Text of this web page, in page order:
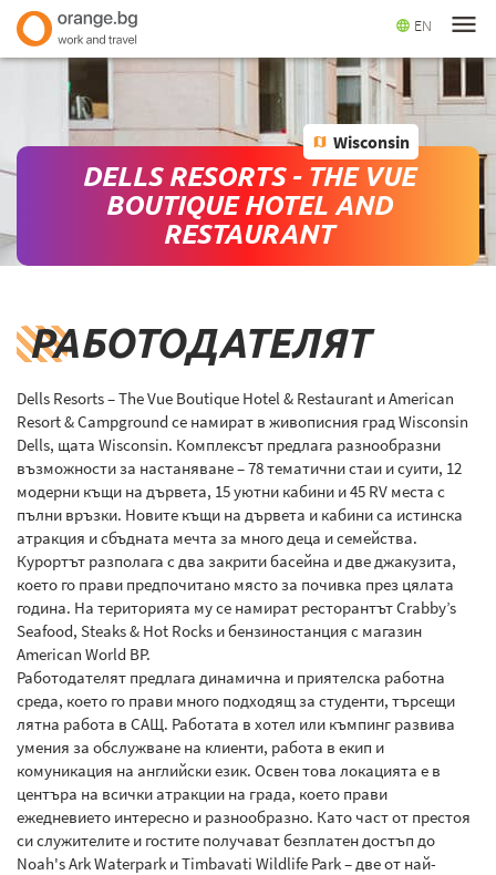
language EN menu
map Wisconsin
DELLS RESORTS - THE VUE
BOUTIQUE HOTEL AND
RESTAURANT
РАБОТОДАТЕЛЯТ
Dells Resorts – The Vue Boutique Hotel & Restaurant и American
Resort & Campground се намират в живописния град Wisconsin
Dells, щата Wisconsin. Комплексът предлага разнообразни
възможности за настаняване – 78 тематични стаи и суити, 12
модерни къщи на дървета, 15 уютни кабини и 45 RV места с
пълни връзки. Новите къщи на дървета и кабини са истинска
атракция и сбъдната мечта за много деца и семейства.
Курортът разполага с два закрити басейна и две джакузита,
което го прави предпочитано място за почивка през цялата
година. На територията му се намират ресторантът Crabby’s
Seafood, Steaks & Hot Rocks и бензиностанция с магазин
American World BP.
Работодателят предлага динамична и приятелска работна
среда, което го прави много подходящ за студенти, търсещи
лятна работа в САЩ. Работата в хотел или къмпинг развива
умения за обслужване на клиенти, работа в екип и
комуникация на английски език. Освен това локацията е в
центъра на всички атракции на града, което прави
ежедневието интересно и разнообразно. Като част от престоя
си служителите и гостите получават безплатен достъп до
Noah's Ark Waterpark и Timbavati Wildlife Park – две от най-